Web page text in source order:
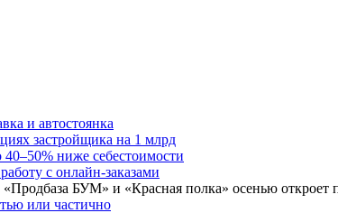
и автостоянка
застройщика на 1 млрд
ниже себестоимости
с онлайн-заказами
БУМ» и «Красная полка» осенью откроет
или частично